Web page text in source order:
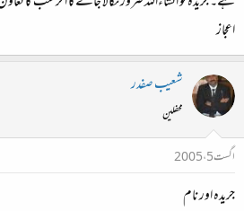
اعجاز
شعیب صفدر
محفلین
اگست 5، 2005
جریدہ اور نام